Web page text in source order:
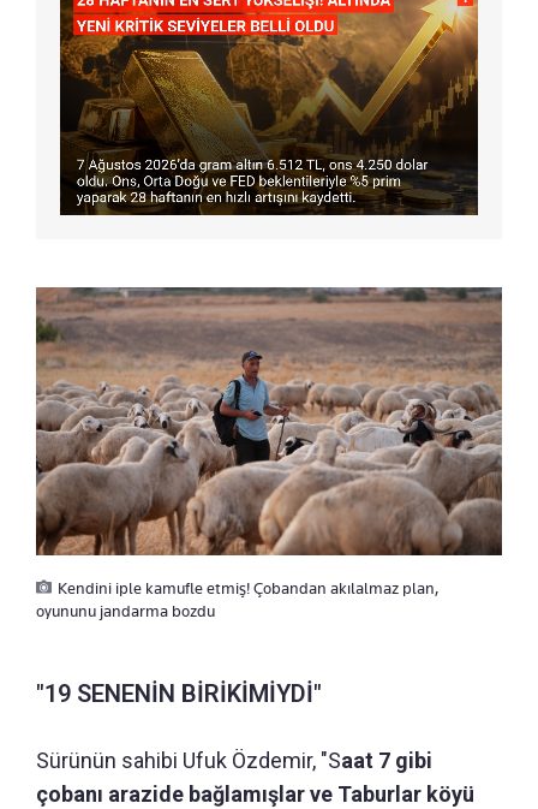
Kendini iple kamufle etmiş! Çobandan akılalmaz plan,
oyununu jandarma bozdu
"19 SENENİN BİRİKİMİYDİ"
Sürünün sahibi Ufuk Özdemir, "Saat 7 gibi
çobanı arazide bağlamışlar ve Taburlar köyü